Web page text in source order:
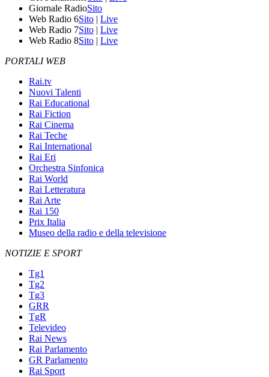
Giornale RadioSito
Web Radio 6Sito | Live
Web Radio 7Sito | Live
Web Radio 8Sito | Live
PORTALI WEB
Rai.tv
Nuovi Talenti
Rai Educational
Rai Fiction
Rai Cinema
Rai Teche
Rai International
Rai Eri
Orchestra Sinfonica
Rai World
Rai Letteratura
Rai Arte
Rai 150
Prix Italia
Museo della radio e della televisione
NOTIZIE E SPORT
Tg1
Tg2
Tg3
GRR
TgR
Televideo
Rai News
Rai Parlamento
GR Parlamento
Rai Sport